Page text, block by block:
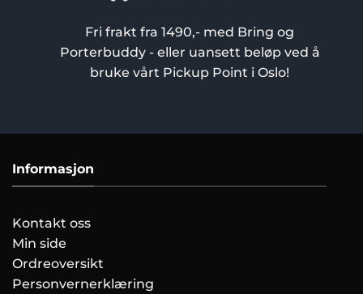
Fri frakt fra 1490,- med Bring og
Porterbuddy - eller uansett beløp ved å
bruke vårt Pickup Point i Oslo!
Informasjon
Kontakt oss
Min side
Ordreoversikt
Personvernerklæring